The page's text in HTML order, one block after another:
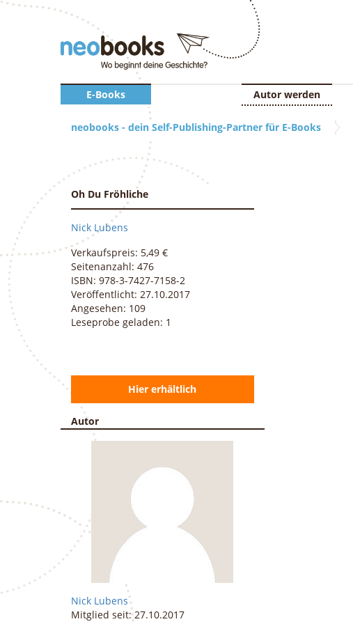
E-Books Autor werden
neobooks - dein Self-Publishing-Partner für E-Books
Oh Du Fröhliche
Nick Lubens
Verkaufspreis: 5,49 €
Seitenanzahl: 476
ISBN: 978-3-7427-7158-2
Veröffentlicht: 27.10.2017
Angesehen: 109
Leseprobe geladen: 1
Hier erhältlich
Autor
Nick Lubens
Mitglied seit: 27.10.2017